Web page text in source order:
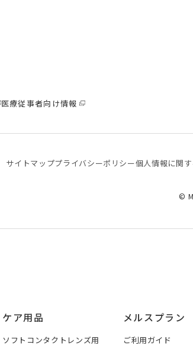
医療従事者向け情報
サイトマッププライバシーポリシー個⼈情報に関
©
ケア用品
ソフトコンタクトレンズ用
メルスプラン
ご利用ガイド